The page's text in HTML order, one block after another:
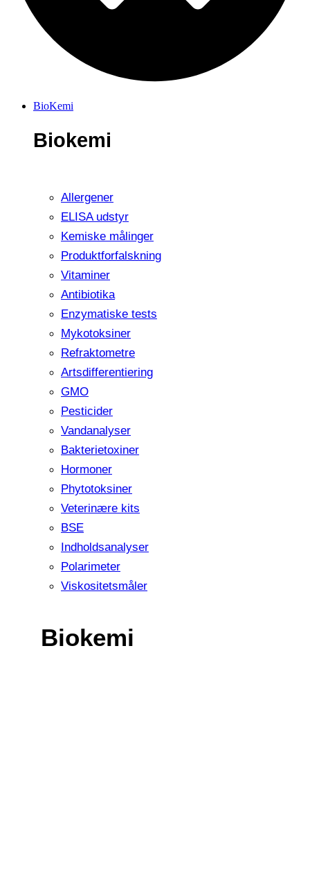
BioKemi
Biokemi
Allergener
ELISA udstyr
Kemiske målinger
Produktforfalskning
Vitaminer
Antibiotika
Enzymatiske tests
Mykotoksiner
Refraktometre
Artsdifferentiering
GMO
Pesticider
Vandanalyser
Bakterietoxiner
Hormoner
Phytotoksiner
Veterinære kits
BSE
Indholdsanalyser
Polarimeter
Viskositetsmåler
Biokemi